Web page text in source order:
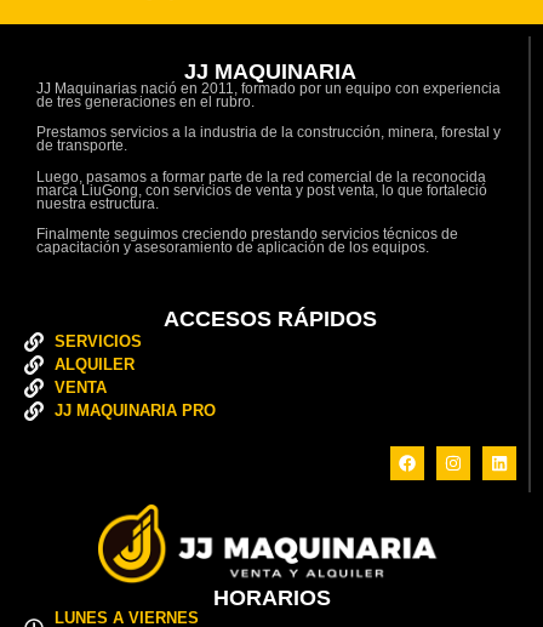
JJ MAQUINARIA
JJ Maquinarias nació en 2011, formado por un equipo con experiencia
de tres generaciones en el rubro.
Prestamos servicios a la industria de la construcción, minera, forestal y
de transporte.
Luego, pasamos a formar parte de la red comercial de la reconocida
marca LiuGong, con servicios de venta y post venta, lo que fortaleció
nuestra estructura.
Finalmente seguimos creciendo prestando servicios técnicos de
capacitación y asesoramiento de aplicación de los equipos.
ACCESOS RÁPIDOS
SERVICIOS
ALQUILER
VENTA
JJ MAQUINARIA PRO
HORARIOS
LUNES A VIERNES